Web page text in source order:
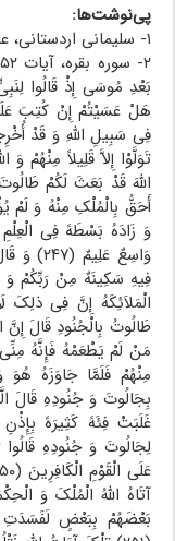
پی‌نوشت‌ها:
۱- سلیمانی اردستانی، عبدالرحیم، یهودیت، ص ۹۹.
بَعْدِ مُوسَى إِذْ قَالُوا
هَلْ عَسَیْتُمْ إِنْ کُتِبَ عَلَیْکُمُ
فِی سَبِیلِ اللَّهِ وَ قَدْ
اللَّهَ قَدْ بَعَثَ لَکُمْ
أَحَقُّ بِالْمُلْکِ مِنْهُ وَ لَمْ
وَ زَادَهُ بَسْطَهً فِی
وَاسِعٌ
فِیهِ سَکِینَهٌ مِنْ رَبِّکُمْ
طَالُوتُ بِالْجُنُودِ قَالَ
مَنْ لَمْ یَطْعَمْهُ فَإِنَّهُ مِنِّی
مِنْهُمْ فَلَمَّا جَاوَزَهُ هُوَ
بِجَالُوتَ وَ جُنُودِهِ قَالَ
لِجَالُوتَ وَ جُنُودِهِ قَالُوا
آتَاهُ اللَّهُ الْمُلْکَ وَ
بَعْضَهُمْ بِبَعْضٍ لَفَسَدَتِ